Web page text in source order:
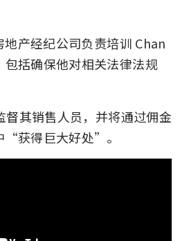
产经纪公司负责培训 Chan
括确保他对相关法律法规
督其销售人员，并将通过佣金
“获得巨大好处”。